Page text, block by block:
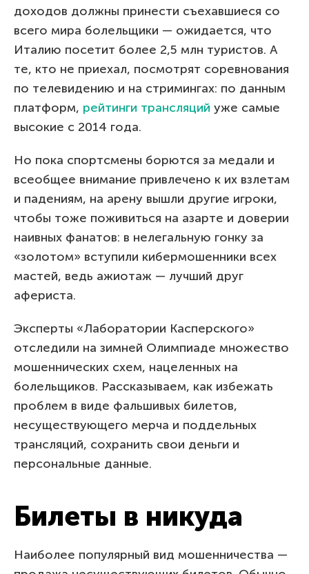
доходов должны принести съехавшиеся со
всего мира болельщики — ожидается, что
Италию посетит более 2,5 млн туристов. А
те, кто не приехал, посмотрят соревнования
по телевидению и на стримингах: по данным
платформ, рейтинги трансляций уже самые
высокие с 2014 года.
Но пока спортсмены борются за медали и
всеобщее внимание привлечено к их взлетам
и падениям, на арену вышли другие игроки,
чтобы тоже поживиться на азарте и доверии
наивных фанатов: в нелегальную гонку за
«золотом» вступили кибермошенники всех
мастей, ведь ажиотаж — лучший друг
афериста.
Эксперты «Лаборатории Касперского»
отследили на зимней Олимпиаде множество
мошеннических схем, нацеленных на
болельщиков. Рассказываем, как избежать
проблем в виде фальшивых билетов,
несуществующего мерча и поддельных
трансляций, сохранить свои деньги и
персональные данные.
Билеты в никуда
Наиболее популярный вид мошенничества —